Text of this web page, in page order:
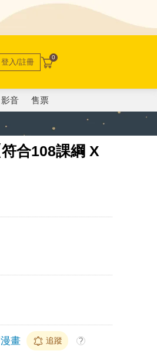
登入/註冊 0
影音 售票
合108課綱 X
畫 追蹤 ?